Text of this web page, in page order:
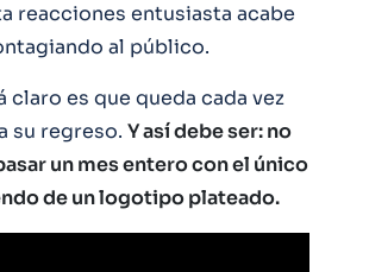
reacciones entusiasta acabe
al público.
claro es que queda cada vez
su regreso. Y así debe ser: no
un mes entero con el único
de un logotipo plateado.